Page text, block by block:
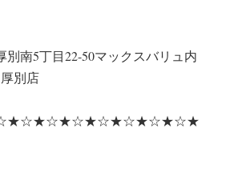
別南5丁目22-50マックスバリュ内
別店